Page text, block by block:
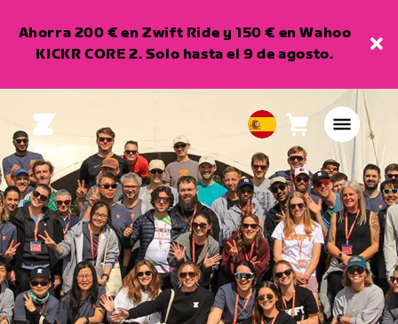
Ahorra 200 € en Zwift Ride y 150 € en Wahoo
KICKR CORE 2. Solo hasta el 9 de agosto.
European
Union
Español
Carro0
artículos